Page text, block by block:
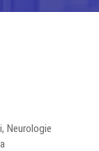
,Neurologie